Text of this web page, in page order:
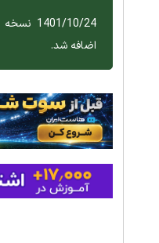
اضافه شد.